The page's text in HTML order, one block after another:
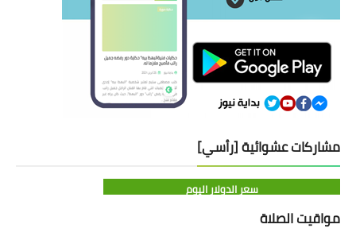
مشاركات عشوائية [رأسي]
سعر الدولار اليوم
مواقيت الصلاة